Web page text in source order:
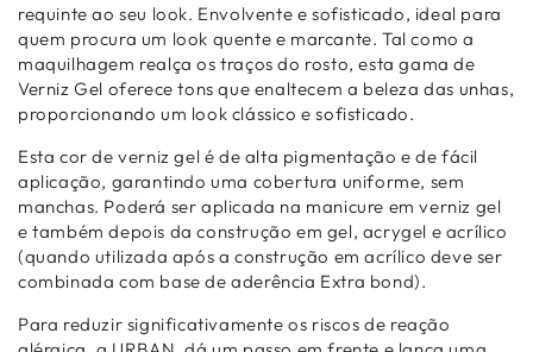
requinte ao seu look. Envolvente e sofisticado, ideal para
quem procura um look quente e marcante.Tal como a
maquilhagem realça os traços do rosto, esta gama de
Verniz Gel oferece tons que enaltecem a beleza das unhas,
proporcionando um look clássico e sofisticado.
Esta cor de verniz gel é de alta pigmentação e de fácil
aplicação, garantindo uma cobertura uniforme, sem
manchas. Poderá ser aplicada na manicure em verniz gel
e também depois da construção em gel, acrygel e acrílico
(quando utilizada após a construção em acrílico deve ser
combinada com base de aderência Extra bond).
Para reduzir significativamente os riscos de reação